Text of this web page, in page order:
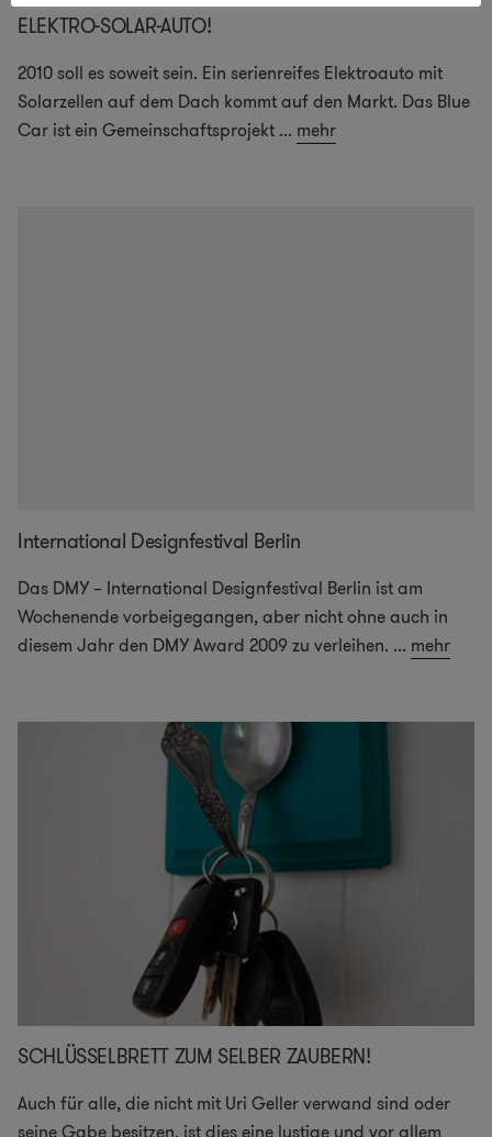
ELEKTRO-SOLAR-AUTO!
2010 soll es soweit sein. Ein serienreifes Elektroauto mit
Solarzellen auf dem Dach kommt auf den Markt. Das Blue
Car ist ein Gemeinschaftsprojekt ... mehr
International Designfestival Berlin
Das DMY – International Designfestival Berlin ist am
Wochenende vorbeigegangen, aber nicht ohne auch in
diesem Jahr den DMY Award 2009 zu verleihen. ... mehr
SCHLÜSSELBRETT ZUM SELBER ZAUBERN!
Auch für alle, die nicht mit Uri Geller verwand sind oder